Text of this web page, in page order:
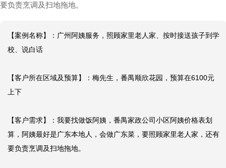
要负责烹调及扫地拖地。
【案例名称】：广州阿姨服务，照顾家里老人家、按时接送孩子到学
校、说白话
【客户所在区域及预算】：梅先生，番禺顺欣花园，预算在6100元
上下
【客户需求】：我要找做饭阿姨，番禺家政公司小区阿姨价格表划
算，阿姨最好是广东本地人，会做广东菜，要照顾家里老人家，还有
要负责烹调及扫地拖地。